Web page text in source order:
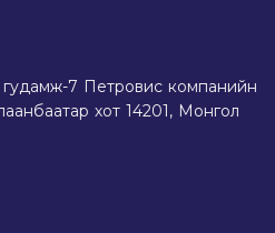
7 Петровис компанийн
хот 14201, Монгол